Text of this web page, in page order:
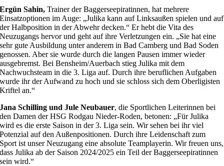
Ergün Sahin,Trainer der Baggerseepiratinnen, hat mehrere
Einsatzoptionen im Auge: „Julika kann auf Linksaußen spielen und auf
der Halbposition in der Abwehr decken.“ Er hebt die Vita des
Neuzugangs hervor und geht auf ihre Verletzungen ein. „Sie hat eine
sehr gute Ausbildung unter anderem in Bad Camberg und Bad Soden
genossen. Aber sie wurde durch die langen Pausen immer wieder
ausgebremst. Bei Bensheim/Auerbach stieg Julika mit dem
Nachwuchsteam in die 3. Liga auf. Durch ihre beruflichen Aufgaben
wurde ihr der Aufwand zu hoch und sie schloss sich dem Oberligisten
Kriftel an.“
Jana Schilling und Jule Neubauer, die Sportlichen Leiterinnen bei
den Damen der HSG Rodgau Nieder-Roden, betonen: „Für Julika
wird es die erste Saison in der 3. Liga sein. Wir sehen bei ihr viel
Potenzial auf den Außenpositionen. Durch ihre Leidenschaft zum
Sport ist unser Neuzugang eine absolute Teamplayerin. Wir freuen uns,
dass Julika ab der Saison 2024/2025 ein Teil der Baggerseepiratinnen
sein wird.“